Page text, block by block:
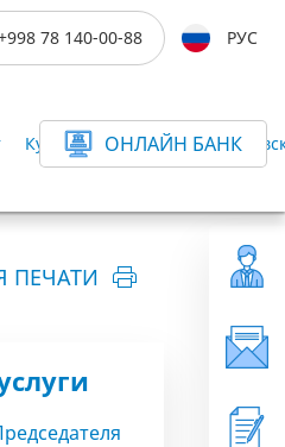
78 140-00-88 РУС
Курсы валют в офисах
ОНЛАЙН БАНК
ПЕЧАТИ